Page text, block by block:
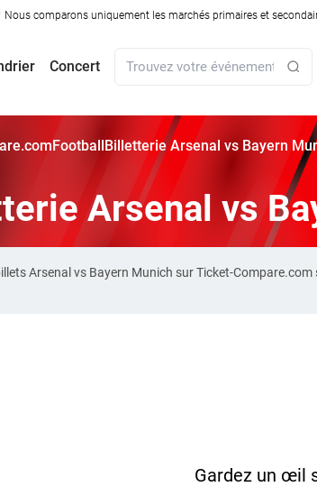
Nous comparons uniquement les marchés primaires et
Concert
FootballBilletterie Arsenal vs Bayern
Arsenal vs
Arsenal vs Bayern Munich sur Ticket-
Gardez un œil